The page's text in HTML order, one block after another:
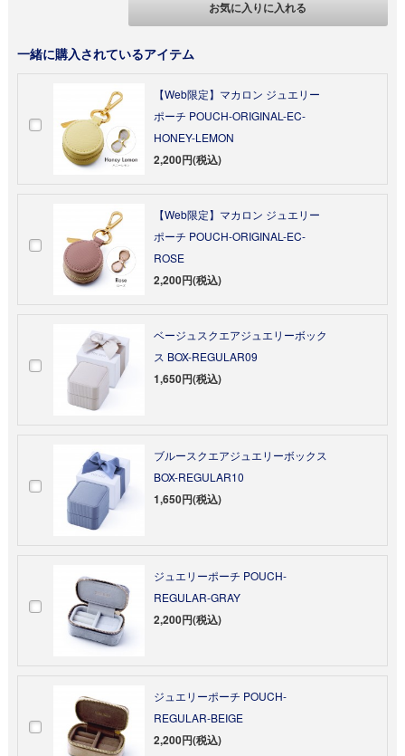
お気に入りに入れる
一緒に購入されているアイテム
【Web限定】マカロン ジュエリー
ポーチ POUCH-ORIGINAL-EC-
HONEY-LEMON
2,200円(税込)
【Web限定】マカロン ジュエリー
ポーチ POUCH-ORIGINAL-EC-
ROSE
2,200円(税込)
ベージュスクエアジュエリーボック
ス BOX-REGULAR09
1,650円(税込)
ブルースクエアジュエリーボックス
BOX-REGULAR10
1,650円(税込)
ジュエリーポーチ POUCH-
REGULAR-GRAY
2,200円(税込)
ジュエリーポーチ POUCH-
REGULAR-BEIGE
2,200円(税込)